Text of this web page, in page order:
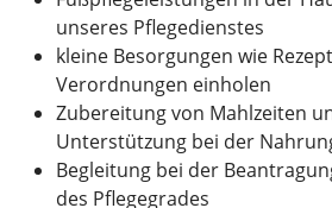
unseres Pflegedienstes
kleine Besorgungen wie
Verordnungen einholen
Zubereitung von Mahlzeiten
Unterstützung bei der
Begleitung bei der
des Pflegegrades